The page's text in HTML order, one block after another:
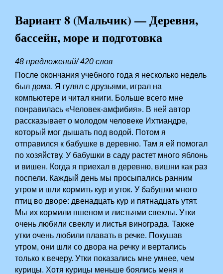
Вариант 8 (Мальчик) — Деревня,
бассейн, море и подготовка
48 предложений/ 420 слов
После окончания учебного года я несколько недель
был дома. Я гулял с друзьями, играл на
компьютере и читал книги. Больше всего мне
понравилась «Человек-амфибия». В ней автор
рассказывает о молодом человеке Ихтиандре,
который мог дышать под водой. Потом я
отправился к бабушке в деревню. Там я ей помогал
по хозяйству. У бабушки в саду растет много яблонь
и вишен. Когда я приехал в деревню, вишни как раз
поспели. Каждый день мы просыпались ранним
утром и шли кормить кур и уток. У бабушки много
птиц во дворе: двенадцать кур и пятнадцать утят.
Мы их кормили пшеном и листьями свеклы. Утки
очень любили свеклу и листья винограда. Также
утки очень любили плавать в речке. Покушав
утром, они шли со двора на речку и вертались
только к вечеру. Утки показались мне умнее, чем
курицы. Хотя курицы меньше боялись меня и